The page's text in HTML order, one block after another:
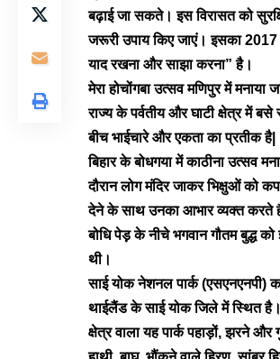
बढ़ाई जा सकते।इस विरासत को
जरूरी उपाय किए जाएं। इसका 2017
याद रखना और साझा करना” है।
मेरा होचोंगबा उत्सव मणिपुर में मनाया
राज्य के पर्वतीय और घाटी क्षेत्र में
बीचभाईचारे और एकता का प्रतीक है|
बिहार के बोधगया में काठीना उत्सव
दौरान लोग मंदिर जाकर भिक्षुओं को
देने के साथ उनका आभार व्यक्त करते
बोधि पेड़़ के नीचे भगवान गौतम बुद्ध को
थी।
साई योक नेशनल पार्क (एसएनएनपी)
थाईलैंड के साई योक जिले में स्थित है।
क्षेत्र वाला यह पार्क पहाड़ों, झरने